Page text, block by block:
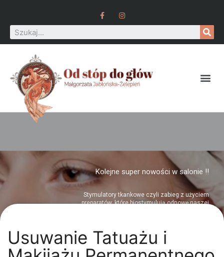
Kolejne super nowości w salonie !!
Stymulatory tkankowe czyli zabieg z użyciem
preparatów, które biostymulują odnowę naszej
cenie dwóch
Usuwanie Tatuażu i